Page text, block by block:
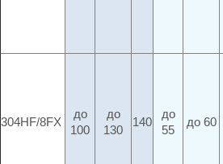
304HF/8FX
до
100
до
130
140
до
55
до 60